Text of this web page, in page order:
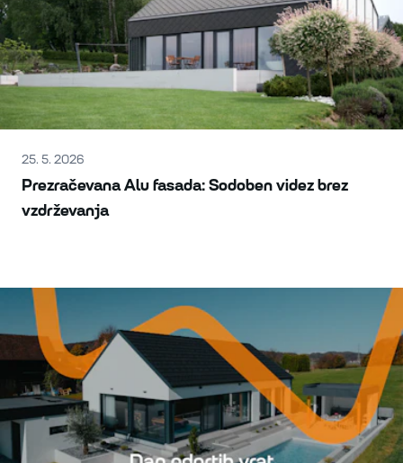
25. 5. 2026
Prezračevana Alu fasada: Sodoben videz brez
vzdrževanja